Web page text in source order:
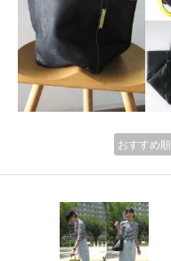
おすすめ順